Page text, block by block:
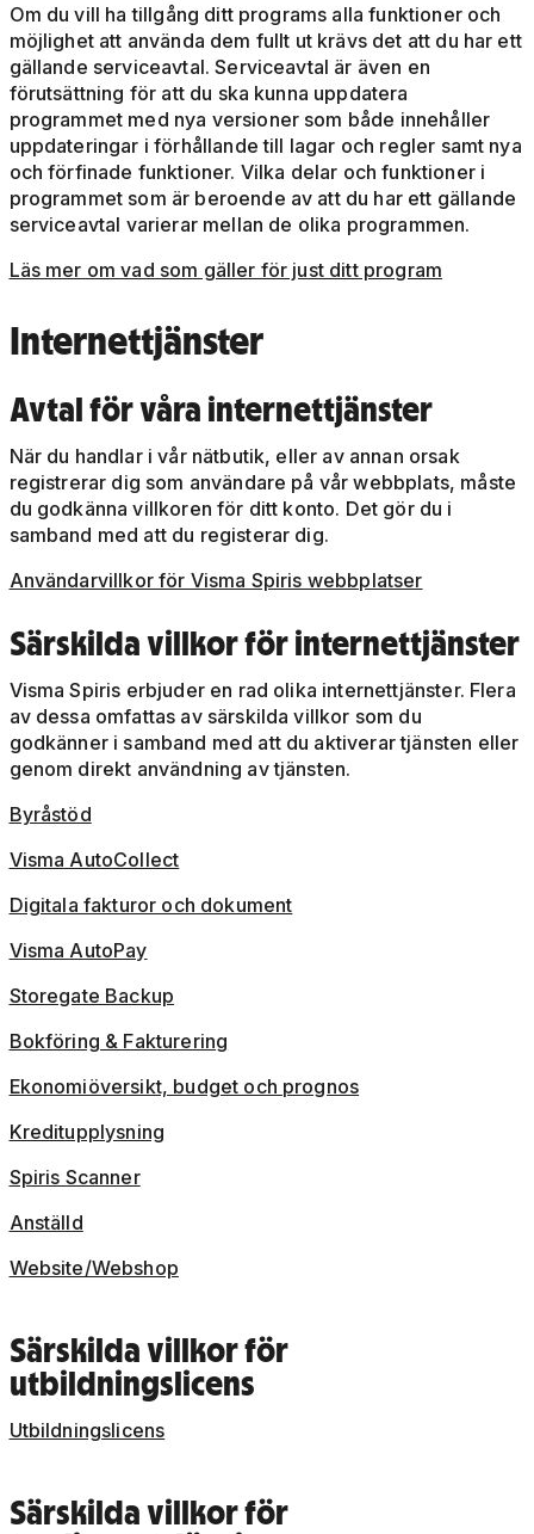
Om du vill ha tillgång ditt programs alla funktioner och
möjlighet att använda dem fullt ut krävs det att du har ett
gällande serviceavtal. Serviceavtal är även en
förutsättning för att du ska kunna uppdatera
programmet med nya versioner som både innehåller
uppdateringar i förhållande till lagar och regler samt nya
och förfinade funktioner. Vilka delar och funktioner i
programmet som är beroende av att du har ett gällande
serviceavtal varierar mellan de olika programmen.
Läs mer om vad som gäller för just ditt program
Internettjänster
Avtal för våra internettjänster
När du handlar i vår nätbutik, eller av annan orsak
registrerar dig som användare på vår webbplats, måste
du godkänna villkoren för ditt konto. Det gör du i
samband med att du registerar dig.
Användarvillkor för Visma Spiris webbplatser
Särskilda villkor för internettjänster
Visma Spiris erbjuder en rad olika internettjänster. Flera
av dessa omfattas av särskilda villkor som du
godkänner i samband med att du aktiverar tjänsten eller
genom direkt användning av tjänsten.
Byråstöd
Visma AutoCollect
Digitala fakturor och dokument
Visma AutoPay
Storegate Backup
Bokföring & Fakturering
Ekonomiöversikt, budget och prognos
Kreditupplysning
Spiris Scanner
Anställd
Website/Webshop
Särskilda villkor för
utbildningslicens
Utbildningslicens
Särskilda villkor för